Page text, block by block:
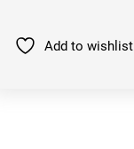
MengeAdd to wishlist